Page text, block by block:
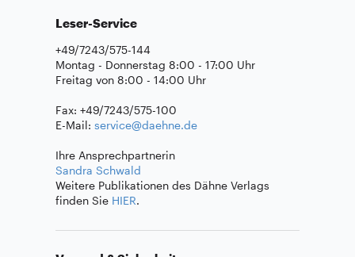
Leser-Service
+49/7243/575-144
Montag - Donnerstag 8:00 - 17:00 Uhr
Freitag von 8:00 - 14:00 Uhr
Fax: +49/7243/575-100
E-Mail: service@daehne.de
Ihre Ansprechpartnerin
Sandra Schwald
Weitere Publikationen des Dähne Verlags
finden Sie HIER.